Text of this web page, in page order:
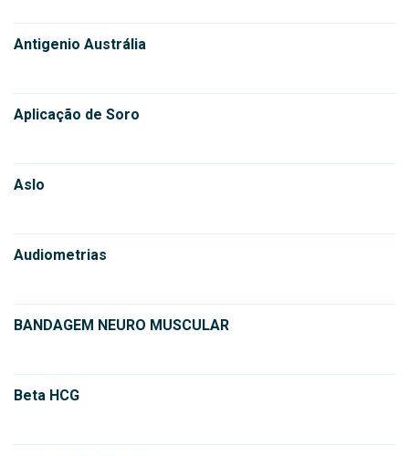
Antigenio Austrália
Aplicação de Soro
Aslo
Audiometrias
BANDAGEM NEURO MUSCULAR
Beta HCG